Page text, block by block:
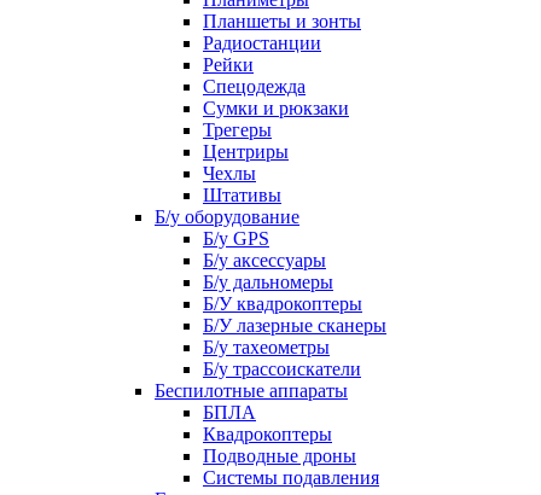
Планшеты и зонты
Радиостанции
Рейки
Спецодежда
Сумки и рюкзаки
Трегеры
Центриры
Чехлы
Штативы
Б/у оборудование
Б/у GPS
Б/у аксессуары
Б/у дальномеры
Б/У квадрокоптеры
Б/У лазерные сканеры
Б/у тахеометры
Б/у трассоискатели
Беспилотные аппараты
БПЛА
Квадрокоптеры
Подводные дроны
Системы подавления